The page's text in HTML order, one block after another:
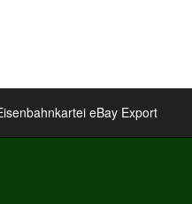
eBay Export